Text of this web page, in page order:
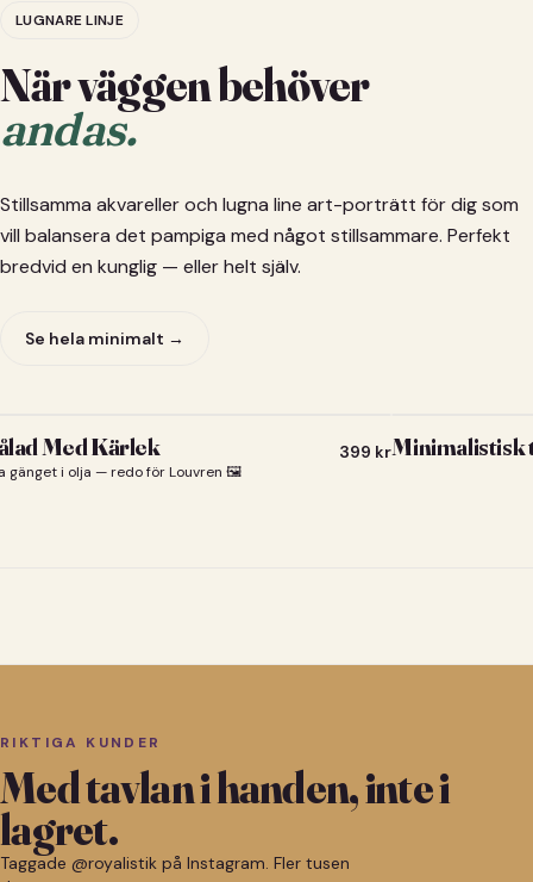
LUGNARE LINJE
När väggen behöver
andas.
Stillsamma akvareller och lugna line art-porträtt för dig som
vill balansera det pampiga med något stillsammare. Perfekt
bredvid en kunglig — eller helt själv.
Se hela minimalt →
Med Kärlek
gänget i olja — redo för Louvren 🖼️
399 krMinimalistisk
RIKTIGA KUNDER
Med tavlan i handen, inte i
lagret.
Taggade @royalistik på Instagram. Fler tusen